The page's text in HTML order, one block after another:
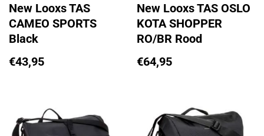
New Looxs TAS
CAMEO SPORTS
Black
€43,95
New Looxs TAS OSLO
KOTA SHOPPER
RO/BR Rood
€64,95